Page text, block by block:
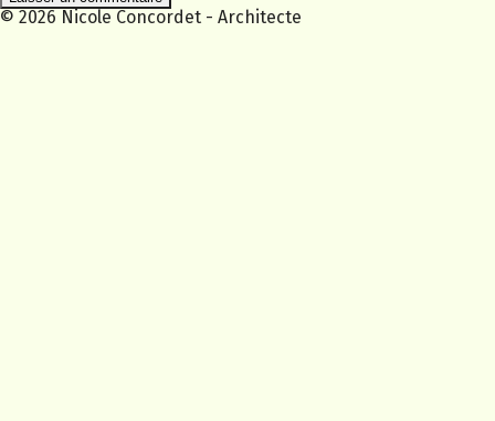
© 2026 Nicole Concordet - Architecte